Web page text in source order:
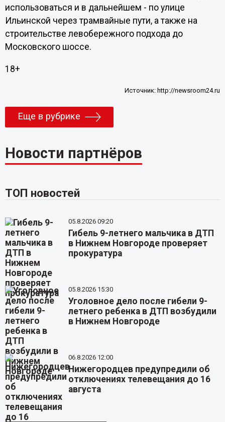
использоваться и в дальнейшем - по улице
Ильинской через трамвайные пути, а также на
строительстве левобережного подхода до
Московского шоссе.
18+
Источник: http://newsroom24.ru
Еще в рубрике
Новости партнёров
ТОП новостей
05.8.2026 09:20
Гибель 9-летнего мальчика в ДТП
в Нижнем Новгороде проверяет
прокуратура
05.8.2026 15:30
Уголовное дело после гибели 9-
летнего ребенка в ДТП возбудили
в Нижнем Новгороде
06.8.2026 12:00
Нижегородцев предупредили об
отключениях телевещания до 16
августа